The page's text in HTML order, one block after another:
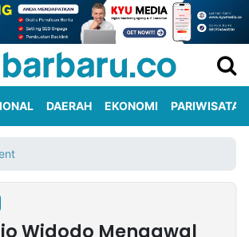
DAERAH EKONOMI PARIWISATA
Widodo Mengawal